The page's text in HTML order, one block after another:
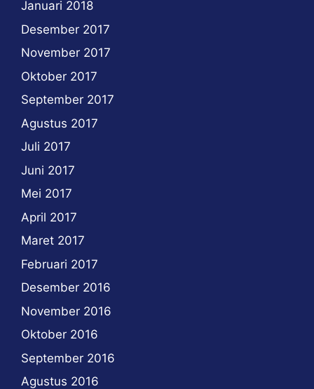
Januari 2018
Desember 2017
November 2017
Oktober 2017
September 2017
Agustus 2017
Juli 2017
Juni 2017
Mei 2017
April 2017
Maret 2017
Februari 2017
Desember 2016
November 2016
Oktober 2016
September 2016
Agustus 2016